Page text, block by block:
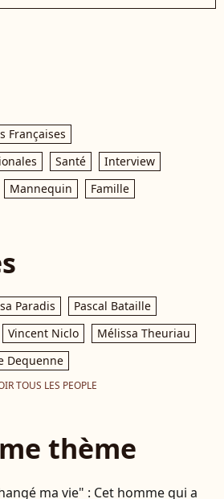
Françaises
Santé
Interview
Mannequin Famille
Paradis
Pascal Bataille
Vincent Niclo
Mélissa Theuriau
Dequenne
TOUS LES PEOPLE
thème
ma vie" : Cet homme qui a